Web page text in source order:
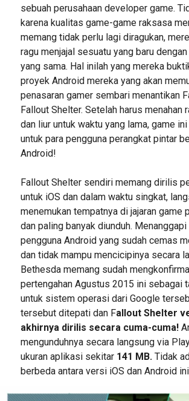
sebuah perusahaan developer game.
karena kualitas game-game raksasa
memang tidak perlu lagi diragukan,
ragu menjajal sesuatu yang baru
yang sama. Hal inilah yang mereka
proyek Android mereka yang akan
penasaran gamer sembari menantikan
Fallout Shelter. Setelah harus menahan
dan liur untuk waktu yang lama, game
untuk para pengguna perangkat pintar
Android!
Fallout Shelter sendiri memang dirilis
untuk iOS dan dalam waktu singkat,
menemukan tempatnya di jajaran game
dan paling banyak diunduh. Menanggapi
pengguna Android yang sudah cemas
dan tidak mampu mencicipinya secara
Bethesda memang sudah
pertengahan Agustus 2015 ini sebagai
untuk sistem operasi dari Google
tersebut ditepati dan Fallout Shelter
akhirnya dirilis secara cuma-cuma!
mengunduhnya secara langsung via
ukuran aplikasi sekitar 141 MB.Tidak
berbeda antara versi iOS dan Android